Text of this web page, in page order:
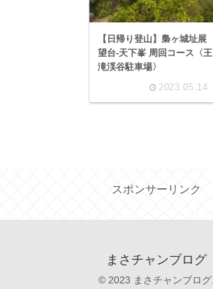
【日帰り登山】梟ヶ城址展
望台-天下峯 周回コース〈王
滝渓谷駐車場〉
2023.05.14
スポンサーリンク
まさチャンブログ
© 2023 まさチャンブログ.